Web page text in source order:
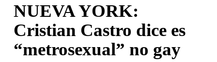
NUEVA YORK:
Cristian Castro dice es
“metrosexual” no gay